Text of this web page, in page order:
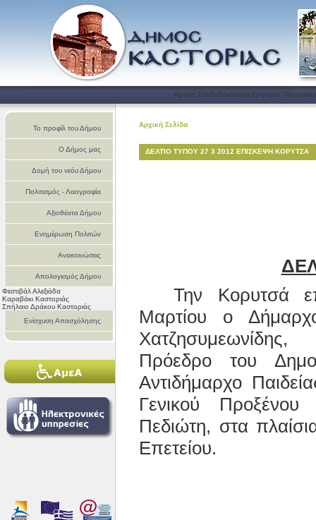
Αρχική ΣελίδαΣύνδεσμοιΧρήσιμες
Το προφίλ του Δήμου
Ο Δήμος μας
Δομή του νεόυ Δήμου
Πολιτισμός - Λαογραφία
Αξιοθέατα Δήμου
Ενημέρωση Πολιτών
Ανακοινώσεις
Απολογισμός Δήμου
Καστοριάς
Φεστιβάλ Αλεξιάδα
Καραβάκι Καστοριάς
Σπήλαιο Δράκου Καστοριάς
Ενίσχυση Απασχόλησης
Αρχική Σελίδα
ΔΕΛΤΙΟ ΤΥΠΟΥ 27 3 2012 ΕΠΙΣΚΕΨΗ ΚΟΡΥΤΣΑ
Την Κορυτσά
Μαρτίου ο
Πρόεδρο του
Αντιδήμαρχο
Γενικού
Πεδιώτη, στα
Επετείου.